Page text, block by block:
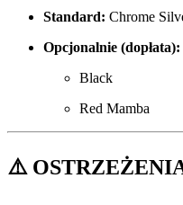
Standard: Chrome
Opcjonalnie (dopłata):
Black
Red Mamba
⚠️